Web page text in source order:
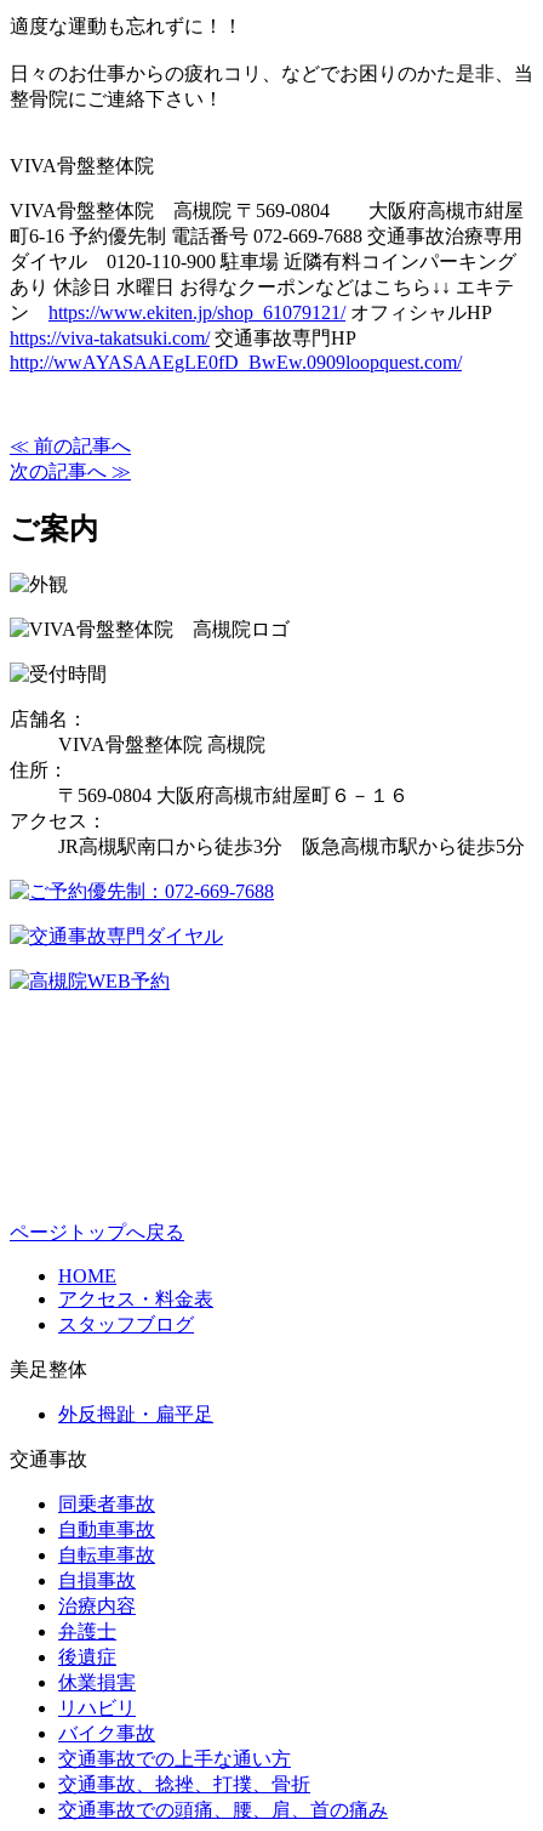
適度な運動も忘れずに！！
日々のお仕事からの疲れコリ、などでお困りのかた是非、当
整骨院にご連絡下さい！
VIVA骨盤整体院
VIVA骨盤整体院 高槻院 〒569-0804 大阪府高槻市紺屋
町6-16 予約優先制 電話番号 072-669-7688 交通事故治療専用
ダイヤル 0120-110-900 駐車場 近隣有料コインパーキング
あり 休診日 水曜日 お得なクーポンなどはこちら↓↓ エキテ
ン https://www.ekiten.jp/shop_61079121/オフィシャルHP
https://viva-takatsuki.com/交通事故専門HP
http://wwAYASAAEgLE0fD_BwEw.0909loopquest.com/
≪ 前の記事へ
次の記事へ ≫
ご案内
店舗名：
VIVA骨盤整体院 高槻院
住所：
〒569-0804 大阪府高槻市紺屋町６－１６
アクセス：
JR高槻駅南口から徒歩3分 阪急高槻市駅から徒歩5分
ページトップへ戻る
HOME
アクセス・料金表
スタッフブログ
美足整体
外反拇趾・扁平足
交通事故
同乗者事故
自動車事故
自転車事故
自損事故
治療内容
弁護士
後遺症
休業損害
リハビリ
バイク事故
交通事故での上手な通い方
交通事故、捻挫、打撲、骨折
交通事故での頭痛、腰、肩、首の痛み